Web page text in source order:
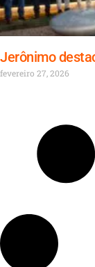
Jerônimo
fevereiro 27, 2026